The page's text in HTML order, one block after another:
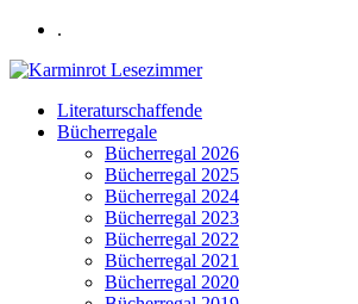
.
Literaturschaffende
Bücherregale
Bücherregal 2026
Bücherregal 2025
Bücherregal 2024
Bücherregal 2023
Bücherregal 2022
Bücherregal 2021
Bücherregal 2020